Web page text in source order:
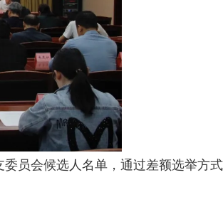
员会候选人名单，通过差额选举方